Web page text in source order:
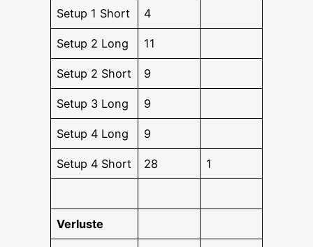
Set­up 1 Short 4
Set­up 2 Long 11
Set­up 2 Short 9
Set­up 3 Long 9
Set­up 4 Long 9
Set­up 4 Short 28 1
Ver­lus­te